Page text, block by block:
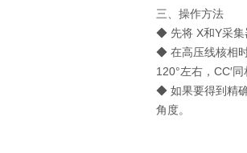
三、操作方法
◆ 先将 X和Y采集
◆ 在高压线核相时
120°左右，CC′
◆ 如果要得到精
角度。